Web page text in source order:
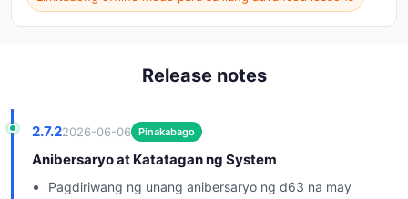
Release notes
2.7.22026-06-06 Pinakabago
Anibersaryo at Katatagan ng System
Pagdiriwang ng unang anibersaryo ng d63 na may